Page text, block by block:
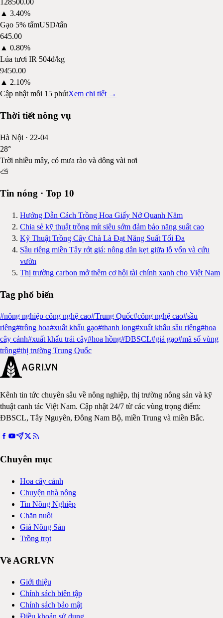
128500.00
▲ 3.40%
Gạo 5% tấmUSD/tấn
645.00
▲ 0.80%
Lúa tươi IR 504đ/kg
9450.00
▲ 2.10%
Cập nhật mỗi 15 phútXem chi tiết →
Thời tiết nông vụ
Hà Nội · 22-04
28°
Trời nhiều mây, có mưa rào và dông vài nơi
⛅
Tin nóng · Top 10
Hướng Dẫn Cách Trồng Hoa Giấy Nở Quanh Năm
Chia sẻ kỹ thuật trồng mít siêu sớm đảm bảo năng suất cao
Kỹ Thuật Trồng Cây Chà Là Đạt Năng Suất Tối Đa
Sầu riêng miền Tây rớt giá: nông dân kẹt giữa lỗ vốn và cứu
vườn
Thị trường carbon mở thêm cơ hội tài chính xanh cho Việt Nam
Tag phổ biến
#nông nghiệp công nghệ cao#Trung Quốc#công nghệ cao#sầu
riêng#trồng hoa#xuất khẩu gạo#thanh long#xuất khẩu sầu riêng#hoa
cây cảnh#xuất khẩu trái cây#hoa hồng#ĐBSCL#giá gạo#mã số vùng
trồng#thị trường Trung Quốc
Kênh tin tức chuyên sâu về nông nghiệp, thị trường nông sản và kỹ
thuật canh tác Việt Nam. Cập nhật 24/7 từ các vùng trọng điểm:
ĐBSCL, Tây Nguyên, Đông Nam Bộ, miền Trung và miền Bắc.
Chuyên mục
Hoa cây cảnh
Chuyện nhà nông
Tin Nông Nghiệp
Chăn nuôi
Giá Nông Sản
Trồng trọt
Về AGRI.VN
Giới thiệu
Chính sách biên tập
Chính sách bảo mật